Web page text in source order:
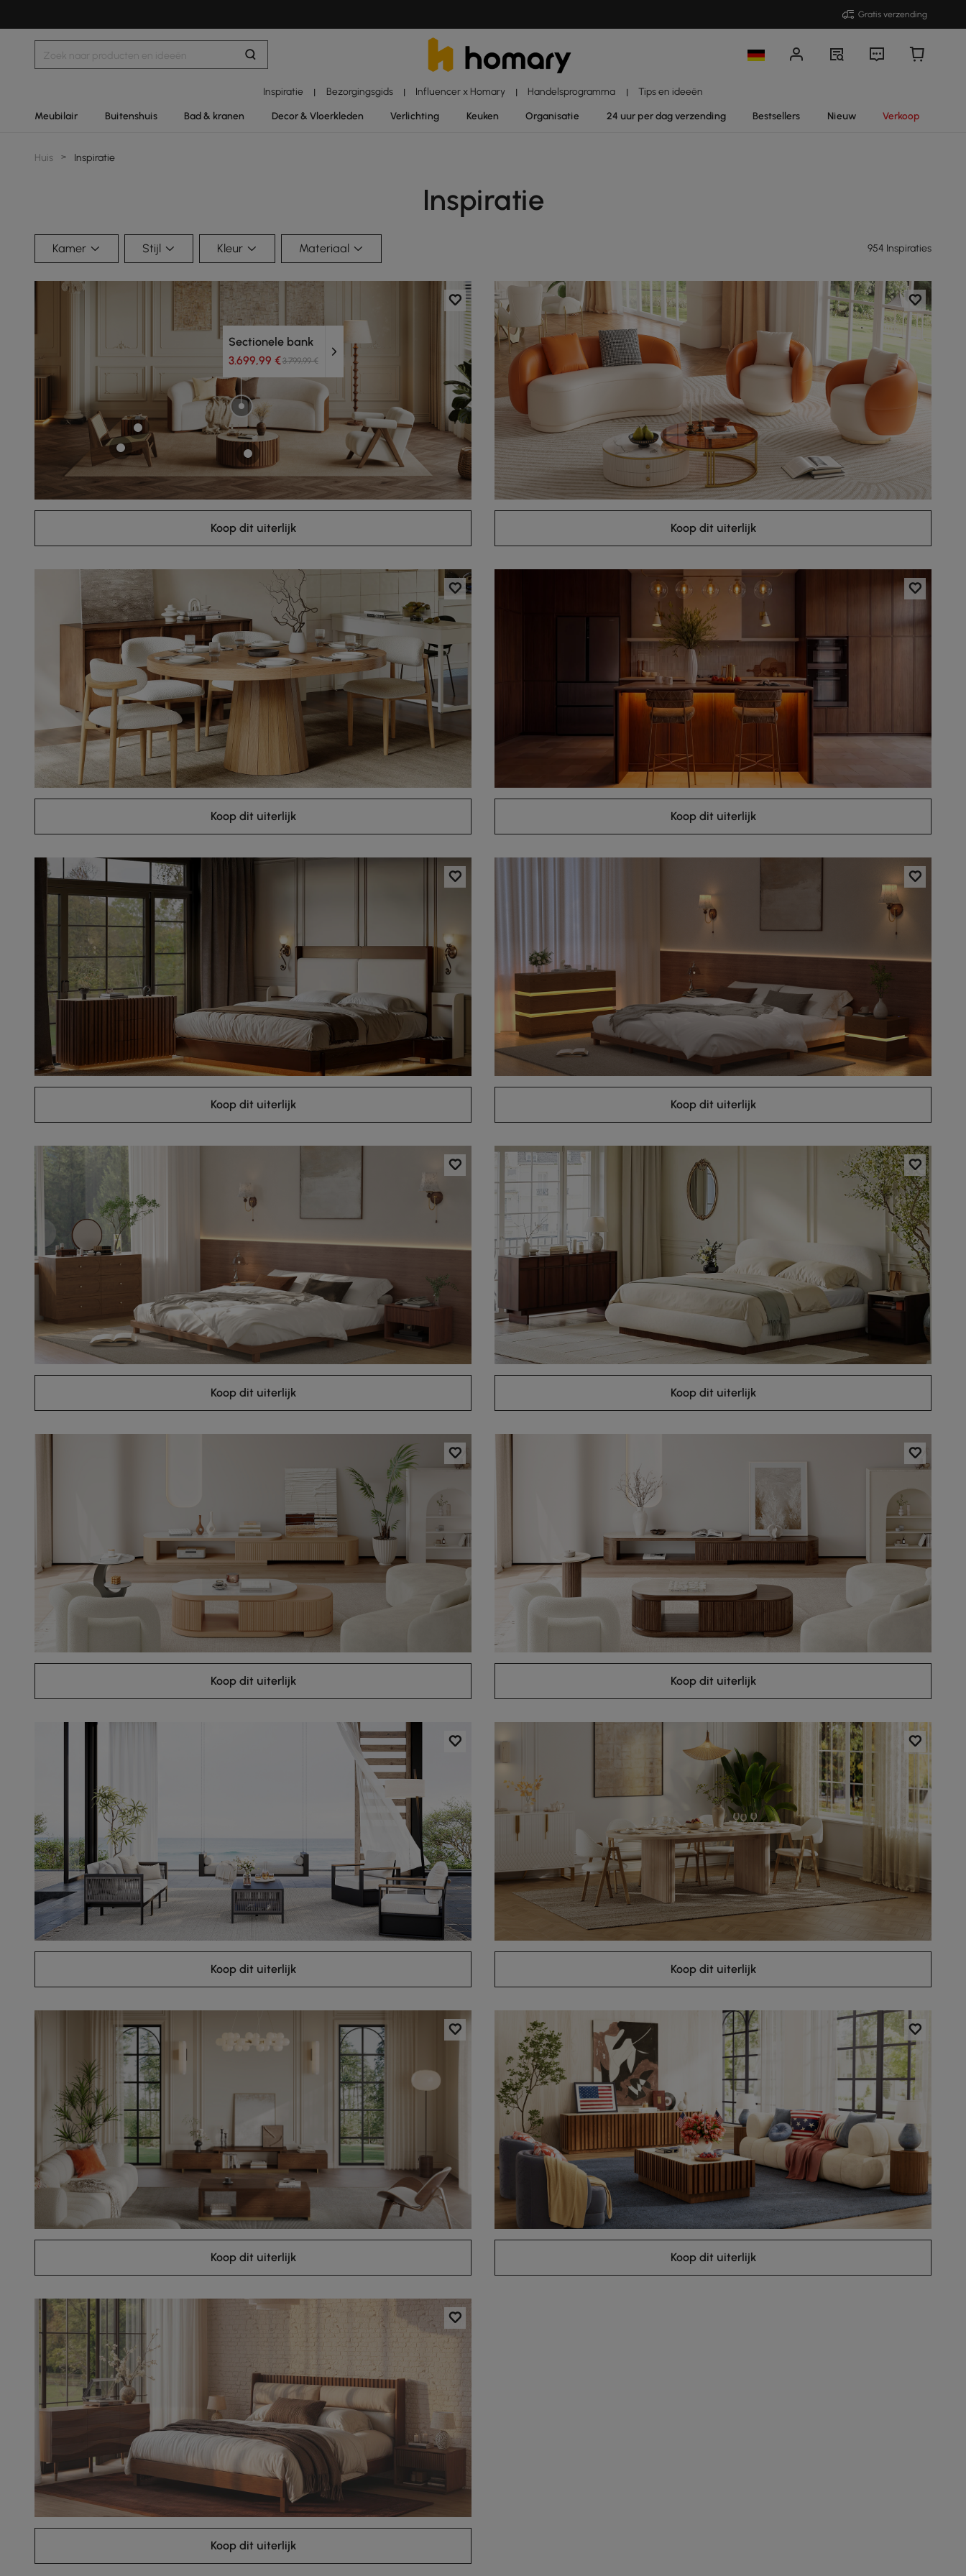
Gratis verzending
Inspiratie | Bezorgingsgids | Influencer x Homary | Handelsprogramma | Tips en ideeën
Meubilair Buitenshuis Bad & kranen Decor & Vloerkleden Verlichting Keuken Organisatie 24 uur per dag verzending Bestsellers Nieuw Verkoop
Huis > Inspiratie
Inspiratie
Kamer Stijl Kleur Materiaal 954 Inspiraties
Sectionele bank
3.699,99 €3.799,99 €
Koop dit uiterlijk Koop dit uiterlijk
Koop dit uiterlijk Koop dit uiterlijk
Koop dit uiterlijk Koop dit uiterlijk
Koop dit uiterlijk Koop dit uiterlijk
Koop dit uiterlijk Koop dit uiterlijk
Koop dit uiterlijk Koop dit uiterlijk
Koop dit uiterlijk Koop dit uiterlijk
Koop dit uiterlijk